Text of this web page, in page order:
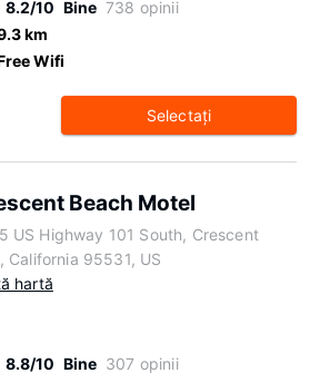
8.2/10 Bine 738 opinii
km
Wifi
Selectaţi
Beach Motel
US Highway 101 South, Crescent
California 95531, US
hartă
8.8/10 Bine 307 opinii